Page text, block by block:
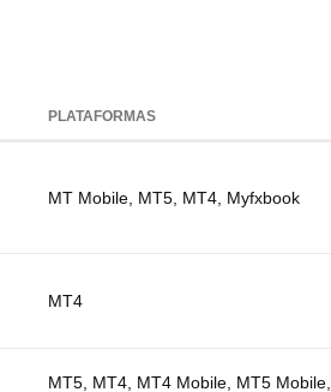
PLATAFORMAS
MT Mobile, MT5, MT4, Myfxbook
MT4
MT5, MT4, MT4 Mobile, MT5 Mobile,